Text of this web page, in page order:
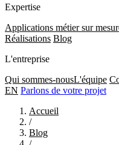
Expertise
Applications métier sur
Réalisations Blog
L'entreprise
Qui sommes-nousL'équipe
EN Parlons de votre projet
Accueil
/
Blog